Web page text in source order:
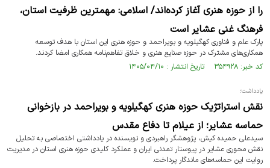
را از حوزه هنری آغاز کرده‌اند/ اسلامی: مهمترین ظرفیت استان،
فرهنگ غنی عشایر است
پارک علم و فناوری کهگیلویه و بویراحمد و حوزه هنری این استان با هدف توسعه
همکاری‌های مشترک در حوزه صنایع هنری و خلاق تفاهم‌نامه همکاری امضا کردند.
کد خبر: ۳۵۴۹۲۸ تاریخ انتشار : ۱۴۰۵/۰۴/۱۰
یادداشت؛
نقش استراتژیک حوزه هنری کهگیلویه و بویراحمد در بازخوانی
حماسه عشایر؛ از عیلام تا دفاع مقدس
سیدعلی حمیده کیش، پژوهشگر راهبردی و نویسنده در یادداشتی اختصاصی به تحلیل
نقش محوری عشایر در پیوستار تمدنی ایران و عملکرد کلیدی حوزه هنری استان در مدیریت
روایت این حماسه‌های ماندگار پرداخت.